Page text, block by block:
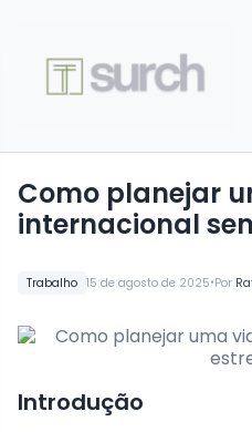
Trabalho 15 de agosto de 2025•Por
Como planejar
internacional
Introdução